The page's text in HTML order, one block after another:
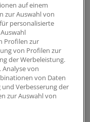
der
für mehrere
Fallzahlen je
sich die
auf einem
zur Auswahl von
personalisierte
Profilen zur
von Profilen zur
der Werbeleistung.
von
von Daten
Verbesserung der
zur Auswahl von